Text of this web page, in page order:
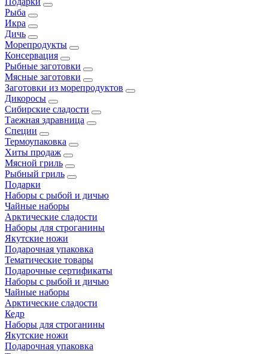
Рыба
Икра
Дичь
Морепродукты
Консервация
Рыбные заготовки
Мясные заготовки
Заготовки из морепродуктов
Дикоросы
Сибирские сладости
Таежная здравница
Специи
Термоупаковка
Хиты продаж
Мясной гриль
Рыбный гриль
Подарки
Наборы с рыбой и дичью
Чайные наборы
Арктические сладости
Наборы для строганины
Якутские ножи
Подарочная упаковка
Тематические товары
Подарочные сертификаты
Наборы с рыбой и дичью
Чайные наборы
Арктические сладости
Кедр
Наборы для строганины
Якутские ножи
Подарочная упаковка